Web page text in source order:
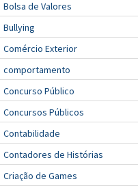
Bolsa de Valores
Bullying
Comércio Exterior
comportamento
Concurso Público
Concursos Públicos
Contabilidade
Contadores de Histórias
Criação de Games